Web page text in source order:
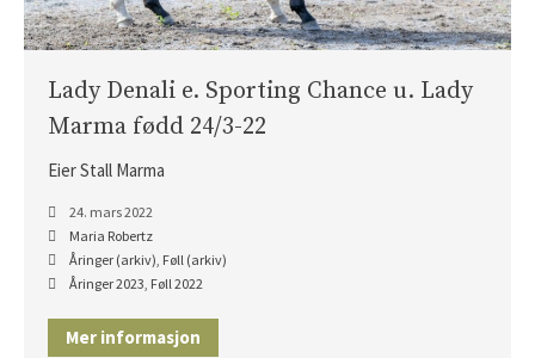
Lady Denali e. Sporting Chance u. Lady
Marma fødd 24/3-22
Eier Stall Marma
24. mars 2022
Maria Robertz
Åringer (arkiv) Føll (arkiv)
Åringer 2023 Føll 2022
Mer informasjon